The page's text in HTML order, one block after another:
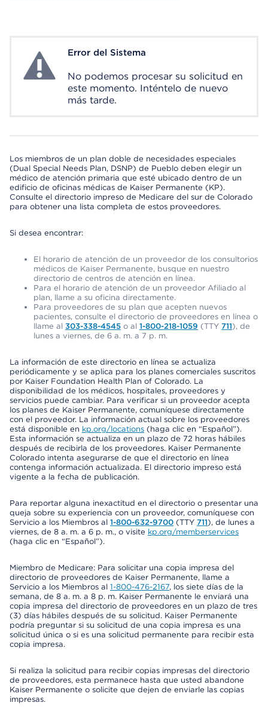
System ErrorError del Sistema
No podemos procesar su solicitud en
este momento. Inténtelo de nuevo
más tarde.
Los miembros de un plan doble de necesidades especiales
(Dual Special Needs Plan, DSNP) de Pueblo deben elegir un
médico de atención primaria que esté ubicado dentro de un
edificio de oficinas médicas de Kaiser Permanente (KP).
Consulte el directorio impreso de Medicare del sur de Colorado
para obtener una lista completa de estos proveedores.
Si desea encontrar:
El horario de atención de un proveedor de los consultorios
médicos de Kaiser Permanente, busque en nuestro
directorio de centros de atención en línea.
Para el horario de atención de un proveedor Afiliado al
plan, llame a su oficina directamente.
Para proveedores de su plan que acepten nuevos
pacientes, consulte el directorio de proveedores en línea o
llame al 303-338-4545 o al 1-800-218-1059 (TTY 711), de
lunes a viernes, de 6 a. m. a 7 p. m.
La información de este directorio en línea se actualiza
periódicamente y se aplica para los planes comerciales suscritos
por Kaiser Foundation Health Plan of Colorado. La
disponibilidad de los médicos, hospitales, proveedores y
servicios puede cambiar. Para verificar si un proveedor acepta
los planes de Kaiser Permanente, comuníquese directamente
con el proveedor. La información actual sobre los proveedores
está disponible en kp.org/locations (haga clic en “Español”).
Esta información se actualiza en un plazo de 72 horas hábiles
después de recibirla de los proveedores. Kaiser Permanente
Colorado intenta asegurarse de que el directorio en línea
contenga información actualizada. El directorio impreso está
vigente a la fecha de publicación.
Para reportar alguna inexactitud en el directorio o presentar una
queja sobre su experiencia con un proveedor, comuníquese con
Servicio a los Miembros al 1-800-632-9700 (TTY 711), de lunes a
viernes, de 8 a. m. a 6 p. m., o visite kp.org/memberservices
(haga clic en “Español”).
Miembro de Medicare: Para solicitar una copia impresa del
directorio de proveedores de Kaiser Permanente, llame a
Servicio a los Miembros al 1-800-476-2167, los siete días de la
semana, de 8 a. m. a 8 p. m. Kaiser Permanente le enviará una
copia impresa del directorio de proveedores en un plazo de tres
(3) días hábiles después de su solicitud. Kaiser Permanente
podría preguntar si su solicitud de una copia impresa es una
solicitud única o si es una solicitud permanente para recibir esta
copia impresa.
Si realiza la solicitud para recibir copias impresas del directorio
de proveedores, esta permanece hasta que usted abandone
Kaiser Permanente o solicite que dejen de enviarle las copias
impresas.